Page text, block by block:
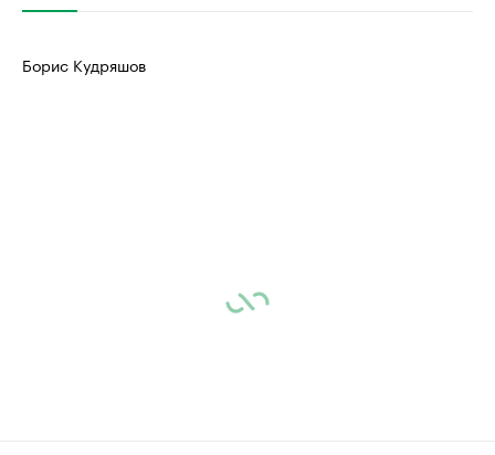
Борис Кудряшов